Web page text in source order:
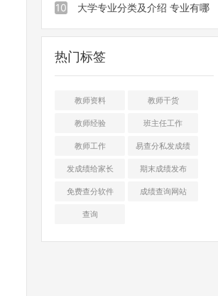
国甲卷地区一览
10 大学专业分类及介绍 专业有哪
些
热门标签
教师资料 教师干货
教师经验 班主任工作
教师工作 易查分私发成绩
发成绩给家长 期末成绩发布
免费查分软件 成绩查询网站
查询